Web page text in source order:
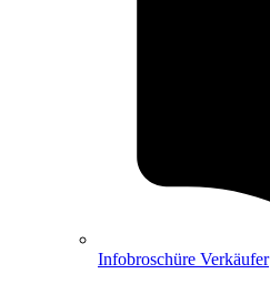
Infobroschüre Verkäufer